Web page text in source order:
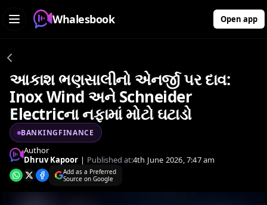
Whalesbook Open app
આકાશ ભણસાલીનો એનર્જી પર દાવ:
Inox Wind અને Schneider
Electricના નફામાં મોટો ઘટાડો
BANKINGFINANCE
Author
Dhruv Kapoor | Published at:4th June 2026, 7:47 am
Add as a Preferred
Source on Google